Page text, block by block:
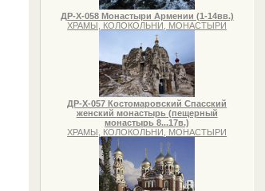
ДР-Х-058 Монастыри Армении (1-14вв.)
ХРАМЫ, КОЛОКОЛЬНИ, МОНАСТЫРИ
ДР-Х-057 Костомаровский Спасский
женский монастырь (пещерный
монастырь 8...17в.)
ХРАМЫ, КОЛОКОЛЬНИ, МОНАСТЫРИ